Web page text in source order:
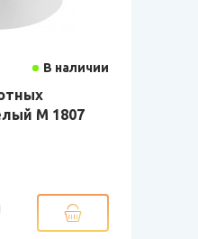
В наличии
М 1807